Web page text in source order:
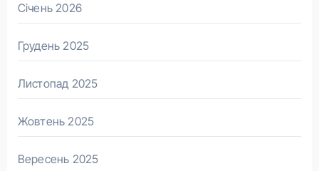
Січень 2026
Грудень 2025
Листопад 2025
Жовтень 2025
Вересень 2025